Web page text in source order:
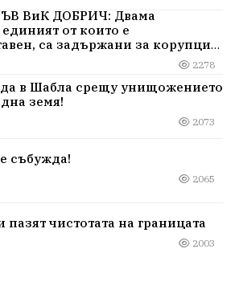
ВиК ДОБРИЧ: Двама
от които е
са задържани за корупция
и прикриване.
2278
в Шабла срещу унищожението
земя!
2073
събужда!
2065
чистотата на границата
2003